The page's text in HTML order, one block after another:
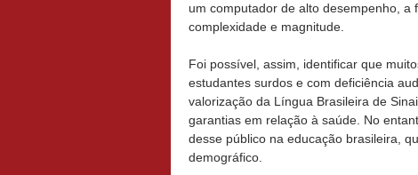
um computador de alto desempenho,
complexidade e magnitude.
Foi possível, assim, identificar que
estudantes surdos e com deficiência
valorização da Língua Brasileira de
garantias em relação à saúde. No
desse público na educação brasileira,
demográfico.